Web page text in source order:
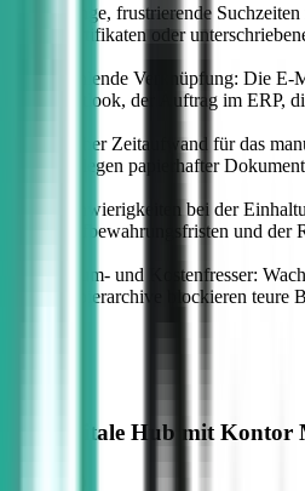
Lange, frustrierende
Zertifikaten oder
Fehlende Verknüpfung: Die
Outlook, der Auftrag im ERP,
Hoher Zeitaufwand für das
Ablegen papierhafter
Schwierigkeiten bei der
Aufbewahrungsfristen und der
Raum- und Kostenfresser:
Papierarchive blockieren teure
Der digitale Hub mit Kontor